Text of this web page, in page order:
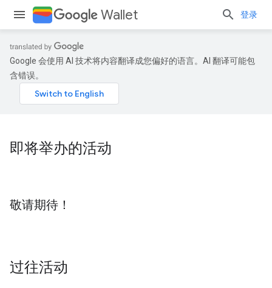
Wallet 登录
Google 会使用 AI 技术将内容翻译成您偏好的语言。AI 翻译可能包
含错误。
即将举办的活动
敬请期待！
过往活动